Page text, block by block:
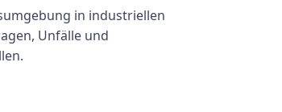
in industriellen
Unfälle und